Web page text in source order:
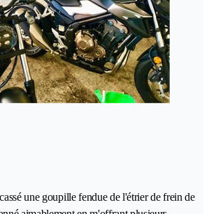
une goupille fendue de l'étrier de frein de